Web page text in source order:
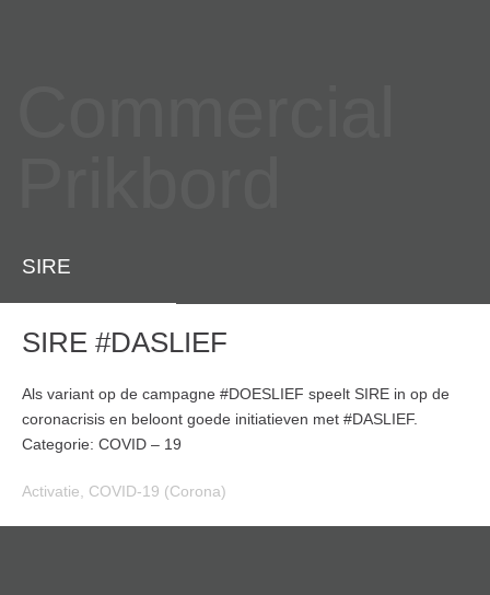
SIRE
SIRE #DASLIEF
Als variant op de campagne #DOESLIEF speelt SIRE in op de
coronacrisis en beloont goede initiatieven met #DASLIEF.
Categorie: COVID – 19
Activatie COVID-19 (Corona)